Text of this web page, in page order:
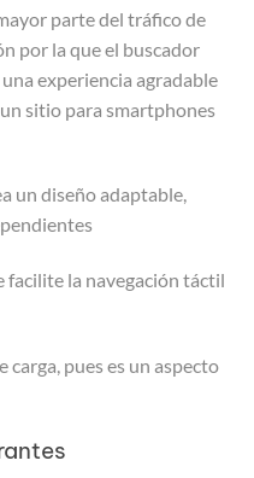
parte del tráfico de
por la que el buscador
experiencia agradable
sitio para smartphones
un diseño adaptable,
facilite la navegación táctil
carga, pues es un aspecto